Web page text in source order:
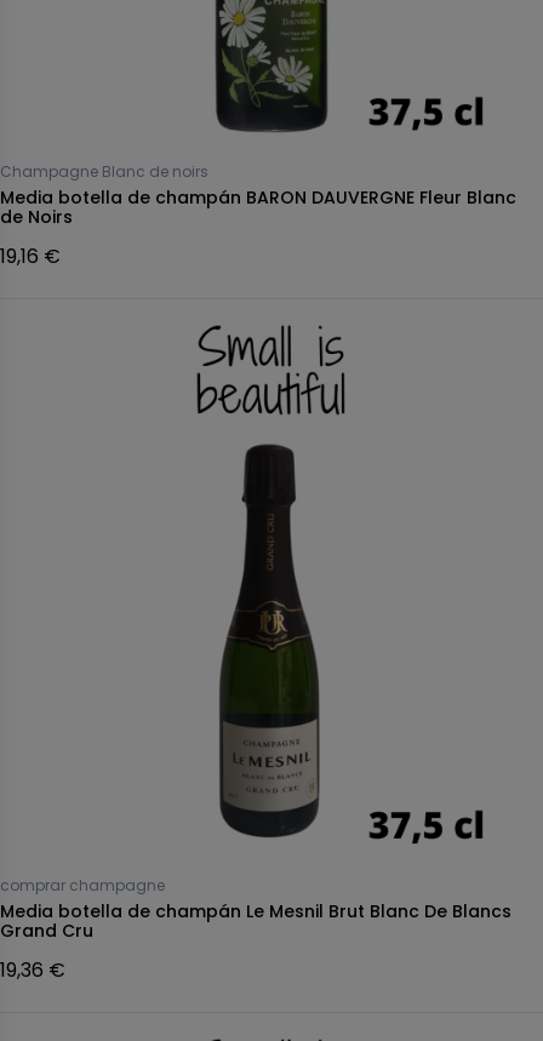
Champagne Blanc de noirs
Media botella de champán BARON DAUVERGNE Fleur Blanc
de Noirs
19,16 €
comprar champagne
Media botella de champán Le Mesnil Brut Blanc De Blancs
Grand Cru
19,36 €